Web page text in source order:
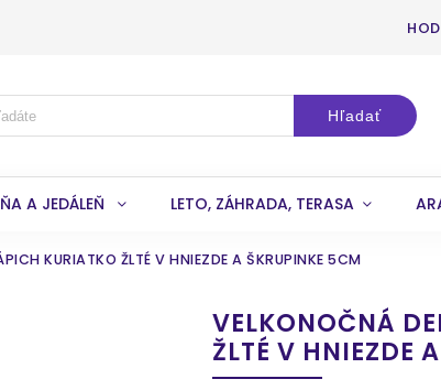
Hľadať
A JEDÁLEŇ LETO, ZÁHRADA, TERASA
KURIATKO ŽLTÉ V HNIEZDE A ŠKRUPINKE 5CM
VELKONOČNÁ
ŽLTÉ V HNIEZDE